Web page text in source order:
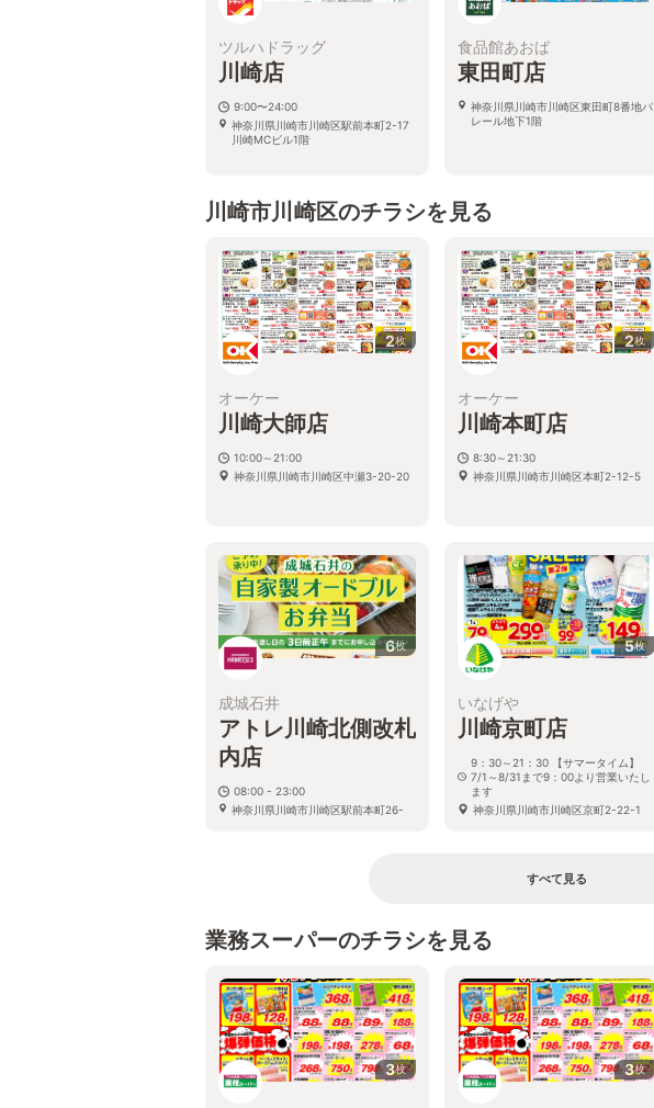
ツルハドラッグ
川崎店
9:00〜24:00
神奈川県川崎市川崎区駅前本町2-17
川崎MCビル1階
食品館あおば
東田町店
神奈川県川崎市川崎区東田町8番地パ
レール地下1階
川崎市川崎区のチラシを見る
2枚
オーケー
川崎大師店
10:00～21:00
神奈川県川崎市川崎区中瀬3-20-20
2枚
オーケー
川崎本町店
8:30～21:30
神奈川県川崎市川崎区本町2-12-5
6枚
成城石井
アトレ川崎北側改札
内店
08:00 - 23:00
神奈川県川崎市川崎区駅前本町26-
5枚
いなげや
川崎京町店
9：30～21：30 【サマータイム】
7/1～8/31まで9：00より営業いたし
ます
神奈川県川崎市川崎区京町2-22-1
すべて見る
業務スーパーのチラシを見る
3枚 3枚